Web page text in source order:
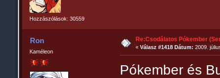
Hozzászólások: 30559
Ron
Kaméleon
Re:Csodálatos Pókember
«Válasz #1418 Dátum: 2009.
Pókember és